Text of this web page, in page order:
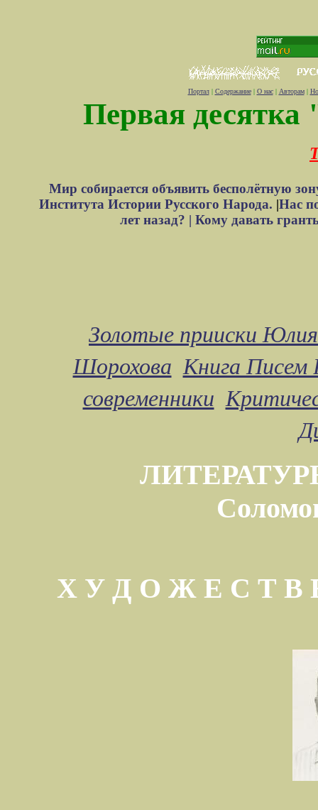
Портал| Содержание| О нас| Авторам|
Первая десятка
Мир собирается объявить бесполётную
Института Истории Русского Народа. |Нас
лет назад? | Кому давать
Золотые прииски
Шорохова Книга Писем
современники
Х У Д О Ж Е С Т